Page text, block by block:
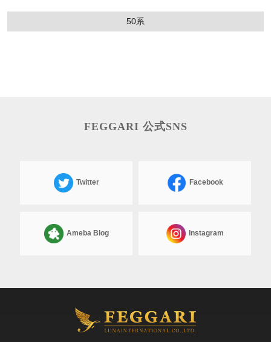
50系
FEGGARI 公式SNS
Twitter Facebook
Ameba Blog Instagram